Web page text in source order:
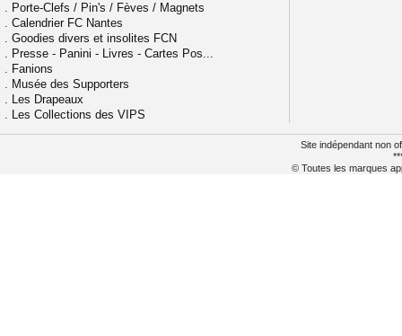
. Porte-Clefs / Pin's / Fèves / Magnets
. Calendrier FC Nantes
. Goodies divers et insolites FCN
. Presse - Panini - Livres - Cartes Pos...
. Fanions
. Musée des Supporters
. Les Drapeaux
. Les Collections des VIPS
Site indépendant non
© Toutes les marques